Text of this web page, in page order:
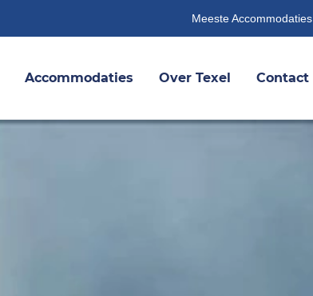
Meeste Accommodaties
Accommodaties Over Texel Contact